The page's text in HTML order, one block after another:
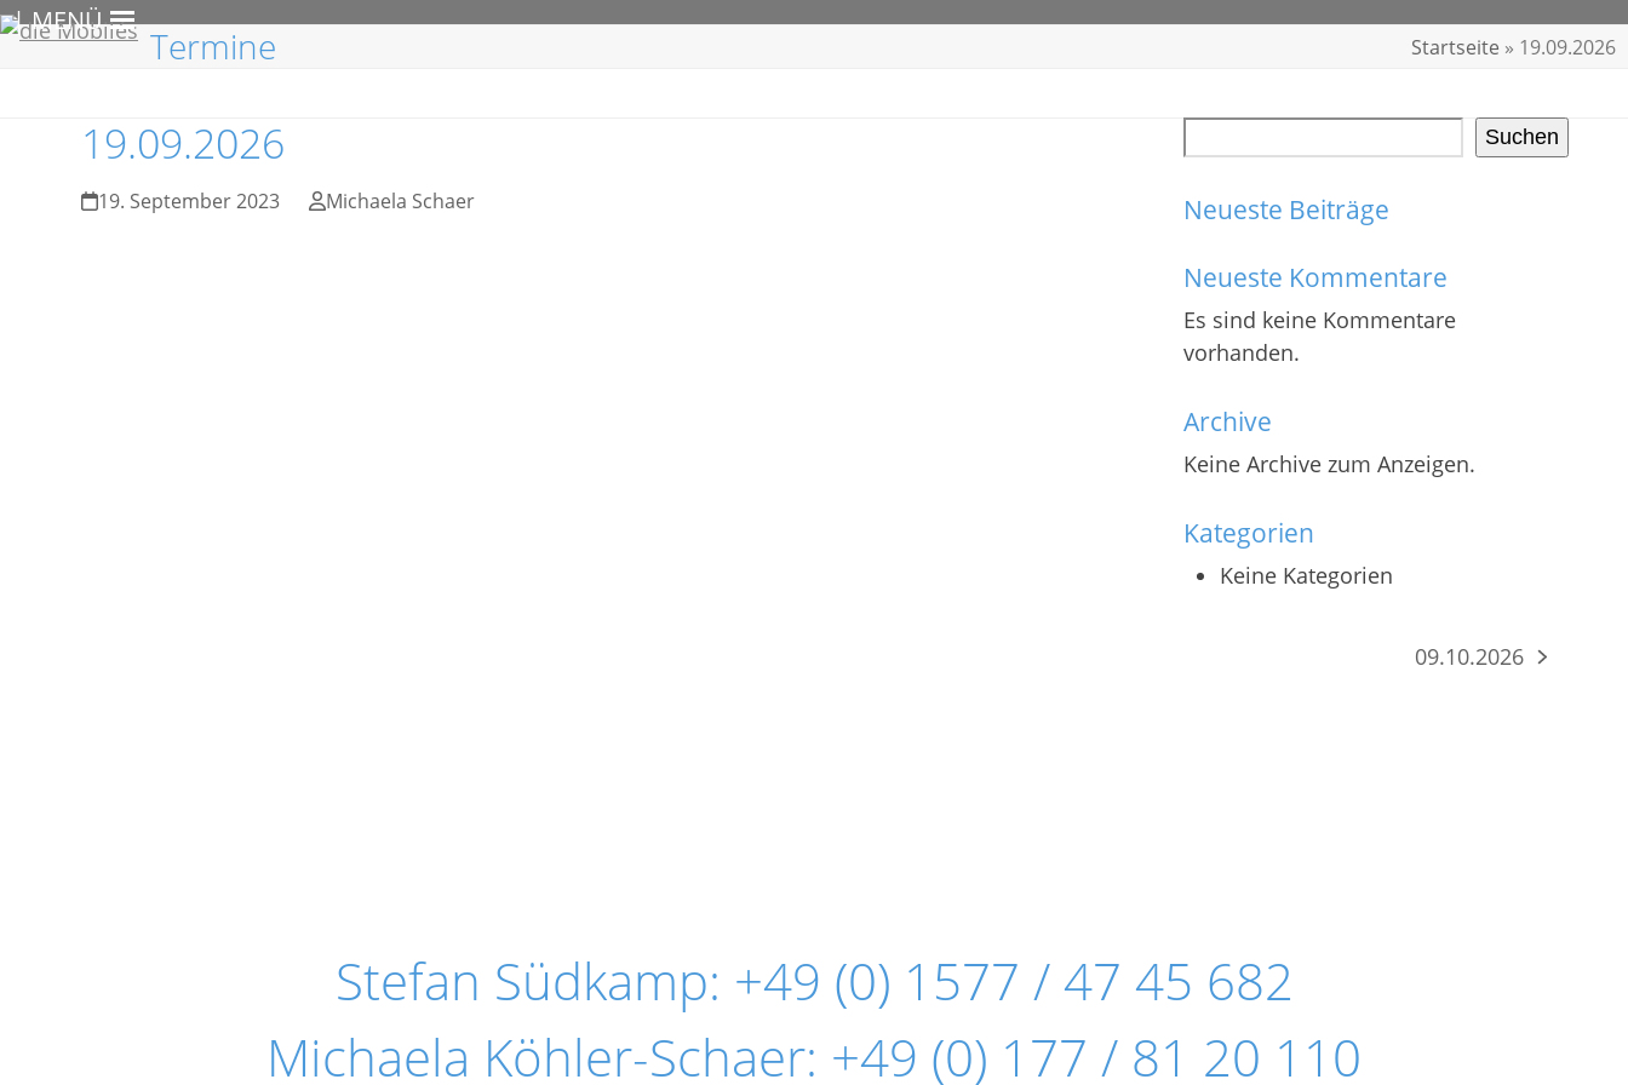
Skip
| MENÜ
Termine Startseite » 19.09.2026
19.09.2026
19. September 2023 Michaela Schaer
Suchen
Neueste Beiträge
Neueste Kommentare
Es sind keine Kommentare
vorhanden.
Archive
Keine Archive zum Anzeigen.
Kategorien
Keine Kategorien
Nächster
09.10.2026
Stefan Südkamp: +49 (0) 1577 / 47 45 682
Michaela Köhler-Schaer: +49 (0) 177 / 81 20 110